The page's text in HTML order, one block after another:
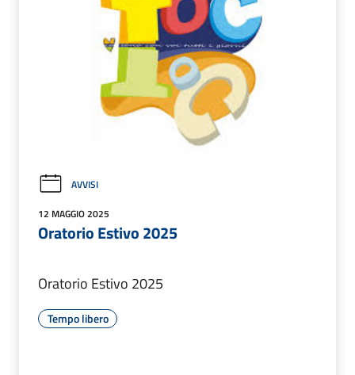
AVVISI
12 MAGGIO 2025
Oratorio Estivo 2025
Oratorio Estivo 2025
Tempo libero